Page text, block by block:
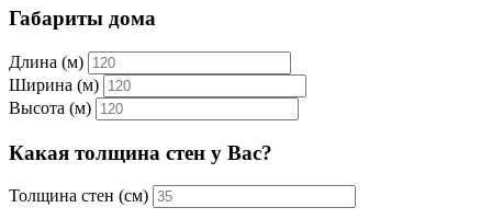
Габариты дома
Длина (м)
Ширина (м)
Высота (м)
Какая толщина стен у Вас?
Толщина стен (см)